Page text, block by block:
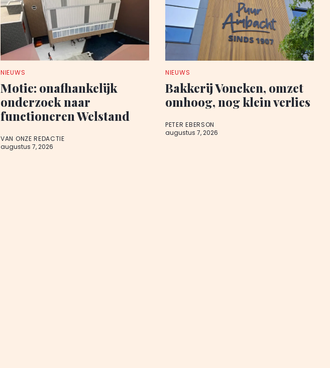
NIEUWS
Motie: onafhankelijk
onderzoek naar
functioneren Welstand
VAN ONZE REDACTIE
augustus 7, 2026
NIEUWS
Bakkerij Voncken, omzet
omhoog, nog klein verlies
PETER EBERSON
augustus 7, 2026